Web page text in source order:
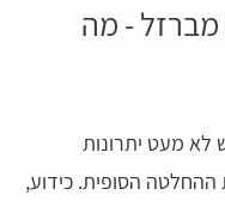
מברזל - מה
לא מעט יתרונות
הסופית. כידוע,